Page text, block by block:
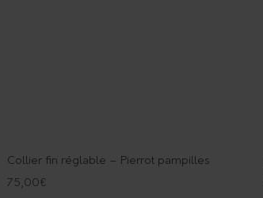
Collier fin réglable – Pierrot pampilles
75,00€